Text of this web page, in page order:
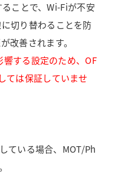
ことで、Wi-Fiが不安
切り替わることを防
改善されます。
する設定のため、OF
ては保証していませ
ている場合、MOT/Ph